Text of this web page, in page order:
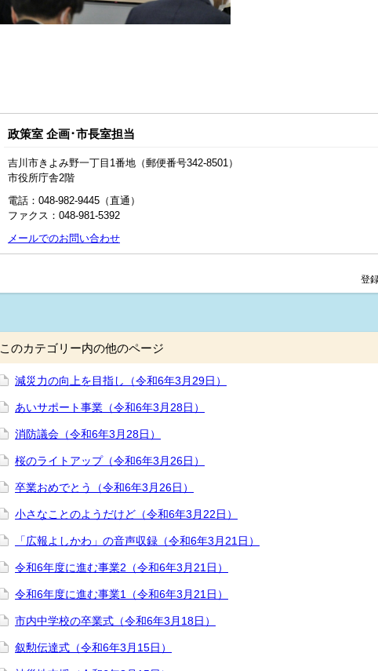
政策室 企画･市長室担当
吉川市きよみ野一丁目1番地（郵便番号342-8501）
市役所庁舎2階
電話：048‐982‐9445（直通）
ファクス：048-981-5392
メールでのお問い合わせ
登
このカテゴリー内の他のページ
減災力の向上を目指し（令和6年3月29日）
あいサポート事業（令和6年3月28日）
消防議会（令和6年3月28日）
桜のライトアップ（令和6年3月26日）
卒業おめでとう（令和6年3月26日）
小さなことのようだけど（令和6年3月22日）
「広報よしかわ」の音声収録（令和6年3月21日）
令和6年度に進む事業2（令和6年3月21日）
令和6年度に進む事業1（令和6年3月21日）
市内中学校の卒業式（令和6年3月18日）
叙勲伝達式（令和6年3月15日）